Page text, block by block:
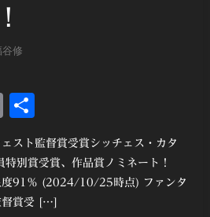
修
Email
スト監督賞受賞シッチェス・カタ
別賞受賞、作品賞ノミネート！
91％ (2024/10/25時点) ファンタ
督賞受 […]